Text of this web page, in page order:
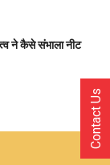
ने कैसे संभाला नीट
Contact Us